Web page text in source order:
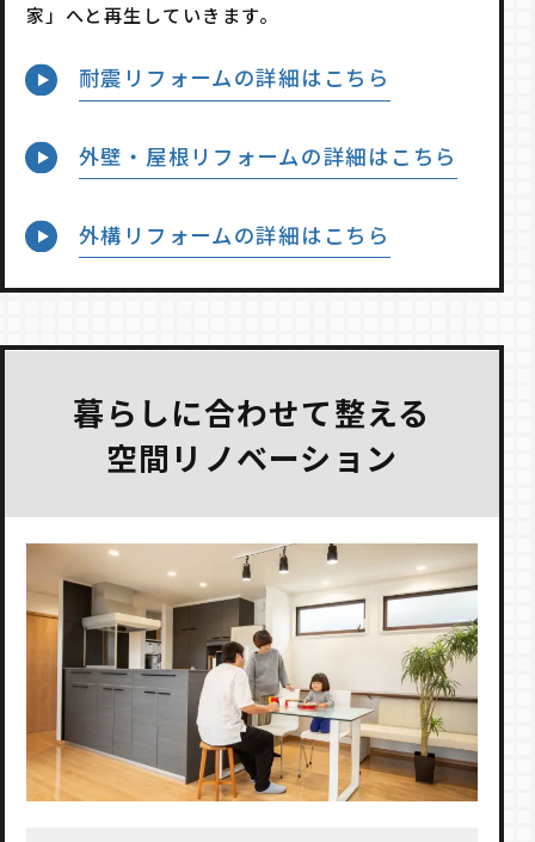
家」へと再生していきます。
耐震リフォームの詳細はこちら
外壁・屋根リフォームの詳細はこちら
外構リフォームの詳細はこちら
暮らしに合わせて整える
空間リノベーション